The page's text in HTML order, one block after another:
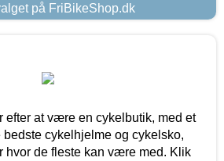
på FriBikeShop.dk
efter at være en cykelbutik, med et
bedste cykelhjelme og cykelsko,
hvor de fleste kan være med. Klik